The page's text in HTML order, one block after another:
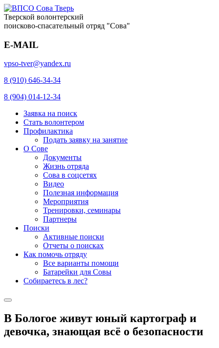
Тверской волонтерский
поисково-спасательный отряд "Сова"
E-MAIL
vpso-tver@yandex.ru
8 (910) 646-34-34
8 (904) 014-12-34
Заявка на поиск
Стать волонтером
Профилактика
Подать заявку на занятие
О Сове
Документы
Жизнь отряда
Сова в соцсетях
Видео
Полезная информация
Мероприятия
Тренировки, семинары
Партнеры
Поиски
Активные поиски
Отчеты о поисках
Как помочь отряду
Все варианты помощи
Батарейки для Совы
Собираетесь в лес?
В Бологое живут юный картограф и
девочка, знающая всё о безопасности